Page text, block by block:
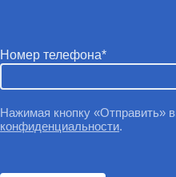
Номер телефона
Нажимая кнопку «Отправить»
конфиденциальности.